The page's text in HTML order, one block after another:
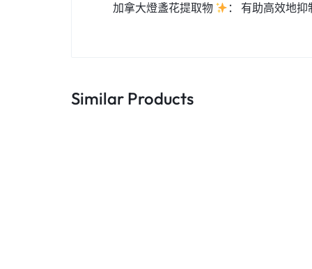
加拿大燈盞花提取物
： 有助高效地
Similar Products